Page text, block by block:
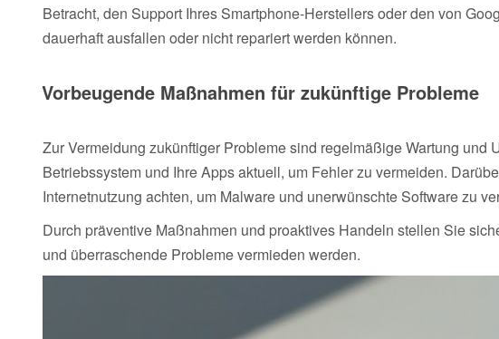
Betracht, den Support Ihres Smartphone-Herstellers oder den von
dauerhaft ausfallen oder nicht repariert werden können.
Vorbeugende Maßnahmen für zukünftige Probleme
Zur Vermeidung zukünftiger Probleme sind regelmäßige Wartung und
Betriebssystem und Ihre Apps aktuell, um Fehler zu vermeiden.
Internetnutzung achten, um Malware und unerwünschte Software zu
Durch präventive Maßnahmen und proaktives Handeln stellen Sie
und überraschende Probleme vermieden werden.